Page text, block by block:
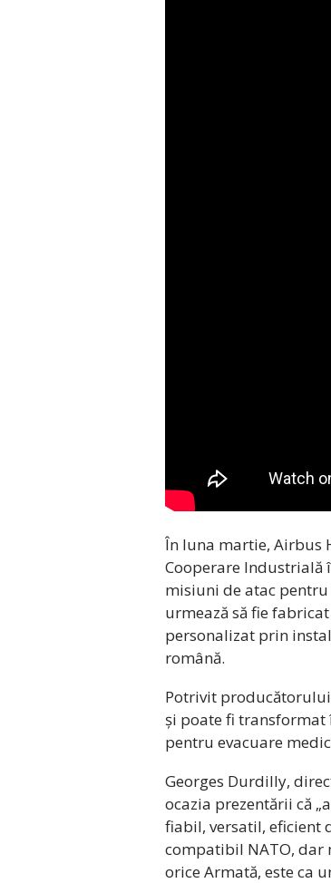
În luna martie, Airbus
Cooperare Industrială
misiuni de atac
urmează să fie
personalizat prin
română.
Potrivit
și poate fi transformat
pentru evacuare
Georges Durdilly,
ocazia prezentării că
fiabil, versatil, eficient
compatibil NATO, dar
orice Armată, este ca